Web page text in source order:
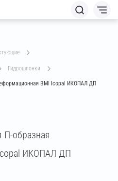
гидрошпонки
BMI Icopal ИКОПАЛ ДП
П-образная
ИКОПАЛ ДП